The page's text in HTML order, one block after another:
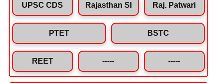
UPSC CDS Rajasthan SI Raj. Patwari
PTET BSTC
REET ----- -----